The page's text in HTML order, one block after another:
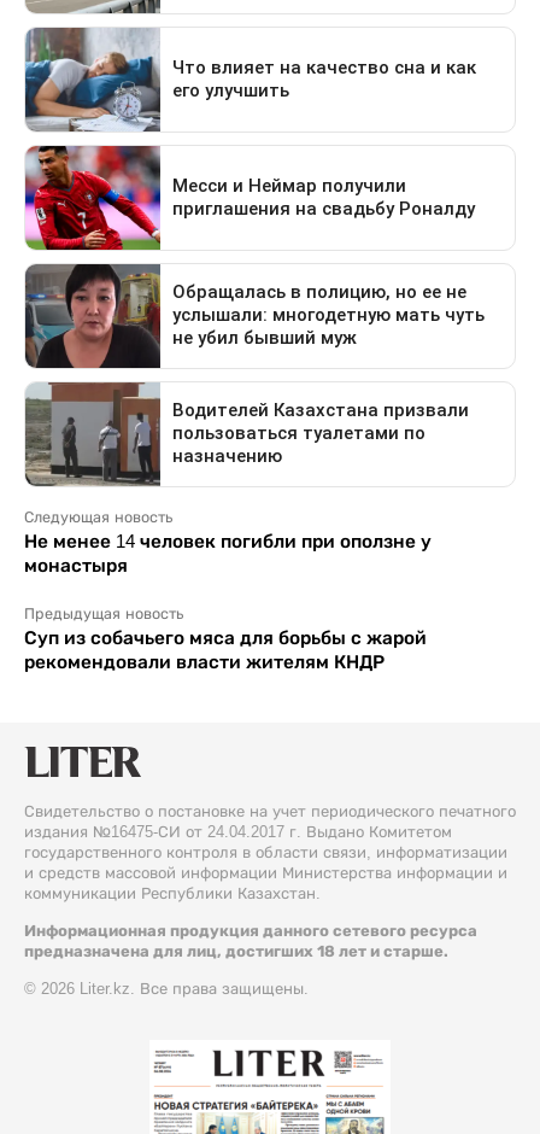
Следующая новость
Не менее 14 человек погибли при оползне у
монастыря
Предыдущая новость
Суп из собачьего мяса для борьбы с жарой
рекомендовали власти жителям КНДР
Свидетельство о постановке на учет периодического печатного
издания №16475-СИ от 24.04.2017 г. Выдано Комитетом
государственного контроля в области связи, информатизации
и средств массовой информации Министерства информации и
коммуникации Республики Казахстан.
Информационная продукция данного сетевого ресурса
предназначена для лиц, достигших 18 лет и старше.
© 2026 Liter.kz. Все права защищены.